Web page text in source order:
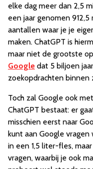
elke dag meer dan 2,5
een jaar genomen
aantallen waar je je
maken. ChatGPT is
maar niet de grootste
Google dat 5 biljoen
zoekopdrachten binnen
Toch zal Google ook
ChatGPT bestaat: er
misschien eerst naar
kunt aan Google vragen
in een 1,5 liter-fles,
vragen, waarbij je ook